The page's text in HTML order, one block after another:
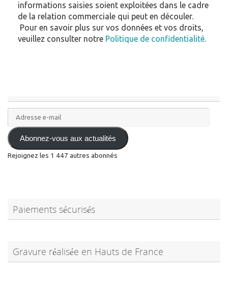
informations saisies soient exploitées dans le cadre
de la relation commerciale qui peut en découler.
Pour en savoir plus sur vos données et vos droits,
veuillez consulter notre Politique de confidentialité.
Adresse
e-
mail Abonnez-vous aux actualités
Rejoignez les 1 447 autres abonnés
Paiements sécurisés
Gravure réalisée en Hauts de France